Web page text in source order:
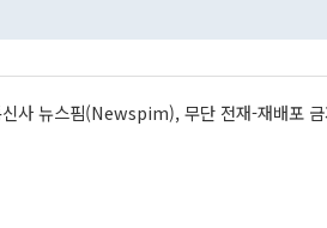
사 뉴스핌(Newspim), 무단 전재-재배포